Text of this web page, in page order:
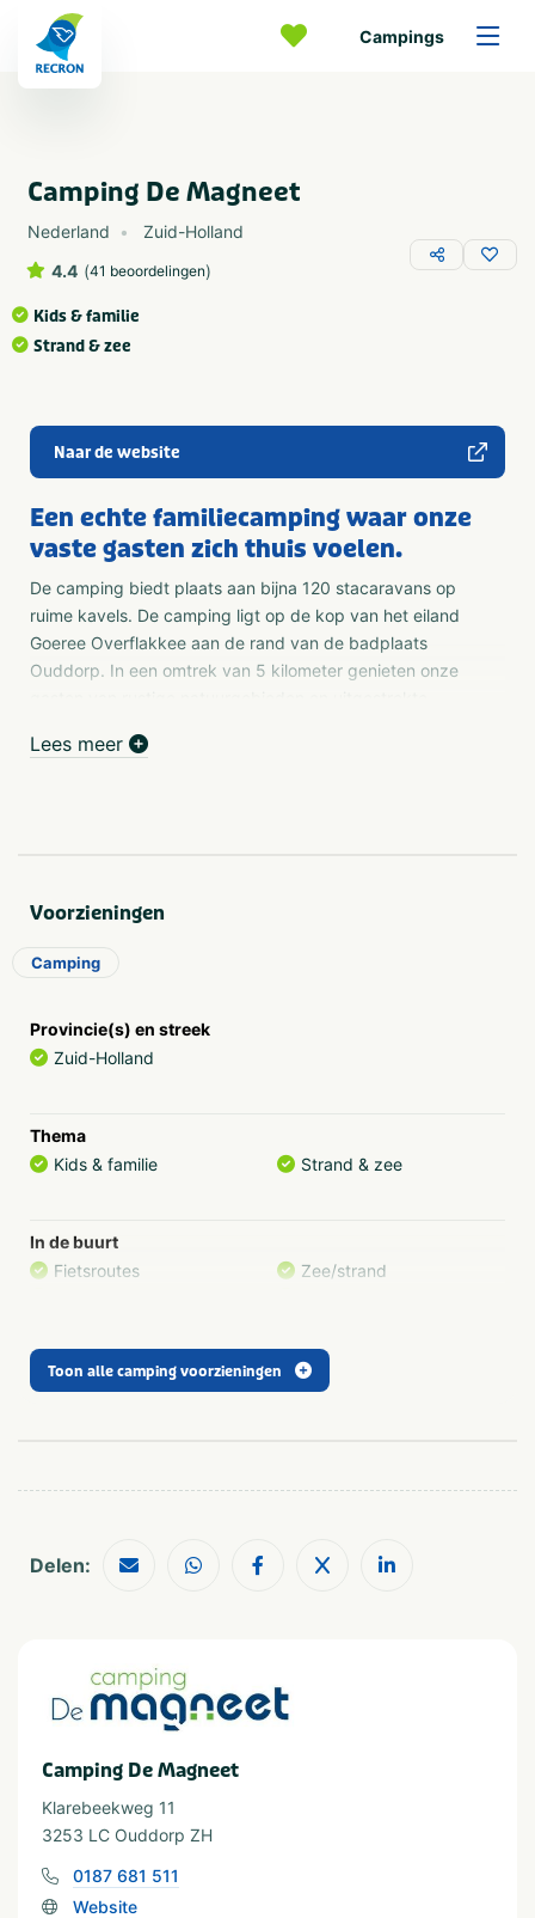
Campings
Camping De Magneet
Nederland
Zuid-Holland
4.4 (41 beoordelingen)
Kids & familie
Strand & zee
Naar de website
Een echte familiecamping waar onze
vaste gasten zich thuis voelen.
De camping biedt plaats aan bijna 120 stacaravans op
ruime kavels. De camping ligt op de kop van het eiland
Goeree Overflakkee aan de rand van de badplaats
Ouddorp. In een omtrek van 5 kilometer genieten onze
Lees meer
Voorzieningen
Camping
Provincie(s) en streek
Zuid-Holland
Thema
Kids & familie
Strand & zee
In de buurt
Fietsroutes
Zee/strand
Staanplaats
van 80 tot 100
Stacaravan
Toon alle camping voorzieningen
Delen:
Camping De Magneet
Klarebeekweg 11
3253 LC Ouddorp ZH
0187 681 511
Website